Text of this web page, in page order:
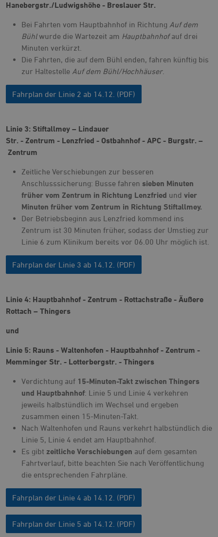
Hanebergstr./Ludwigshöhe - Breslauer Str.
Bei Fahrten vom Hauptbahnhof in Richtung Auf dem
Bühlwurde die Wartezeit am Hauptbahnhofauf drei
Minuten verkürzt.
Die Fahrten, die auf dem Bühl enden, fahren künftig bis
zur Haltestelle Auf dem Bühl/Hochhäuser.
Fahrplan der Linie 2 ab 14.12. (PDF)
Linie 3: Stiftallmey – Lindauer
Str. - Zentrum - Lenzfried - Ostbahnhof - APC - Burgstr. –
Zentrum
Zeitliche Verschiebungen zur besseren
Anschlusssicherung: Busse fahren sieben Minuten
früher vom Zentrum in Richtung Lenzfried und vier
Minuten früher vom Zentrum in Richtung Stiftallmey.
Der Betriebsbeginn aus Lenzfried kommend ins
Zentrum ist 30 Minuten früher, sodass der Umstieg zur
Linie 6 zum Klinikum bereits vor 06.00 Uhr möglich ist.
Fahrplan der Linie 3 ab 14.12. (PDF)
Linie 4: Hauptbahnhof - Zentrum - Rottachstraße - Äußere
Rottach – Thingers
und
Linie 5: Rauns - Waltenhofen - Hauptbahnhof - Zentrum -
Memminger Str. - Lotterbergstr. - Thingers
Verdichtung auf 15-Minuten-Takt zwischen Thingers
und Hauptbahnhof: Linie 5 und Linie 4 verkehren
jeweils halbstündlich im Wechsel und ergeben
zusammen einen 15-Minuten-Takt.
Nach Waltenhofen und Rauns verkehrt halbstündlich die
Linie 5, Linie 4 endet am Hauptbahnhof.
Es gibt zeitliche Verschiebungen auf dem gesamten
Fahrtverlauf, bitte beachten Sie nach Veröffentlichung
die entsprechenden Fahrpläne.
Fahrplan der Linie 4 ab 14.12. (PDF)
Fahrplan der Linie 5 ab 14.12. (PDF)